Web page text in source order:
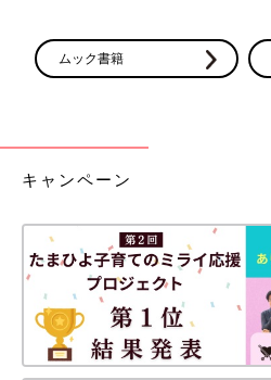
ムック書籍
キャンペーン